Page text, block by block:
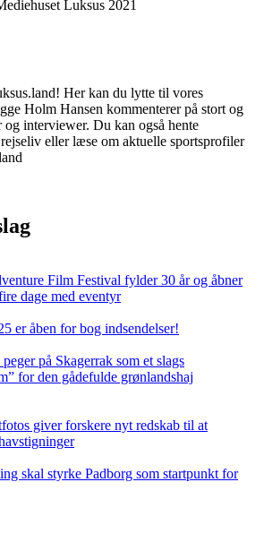
Luksus 2021
Her kan du lytte til vores
Holm Hansen kommenterer på stort og
og interviewer. Du kan også hente
eller læse om aktuelle sportsprofiler
Film Festival fylder 30 år og åbner
dage med eventyr
er åben for bog indsendelser!
på Skagerrak som et slags
for den gådefulde grønlandshaj
giver forskere nyt redskab til at
skal styrke Padborg som startpunkt for